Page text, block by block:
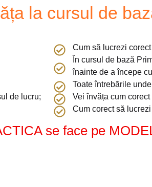
la cursul de
de lucru;
Cum să lucrezi
În cursul de bază
înainte de a începe
Toate întrebările
Vei învăța cum
Cum corect să
se face pe